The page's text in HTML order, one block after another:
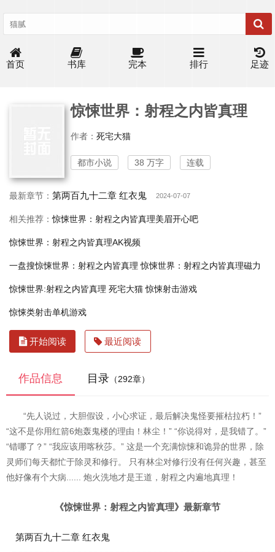
首页 书库 完本 排行 足迹
惊悚世界：射程之内皆真理
作者： 死宅大猫
都市小说 38 万字 连载
最新章节： 第两百九十二章 红衣鬼 2024-07-07
相关推荐：惊悚世界：射程之内皆真理美眉开心吧
惊悚世界：射程之内皆真理AK视频
一盘搜惊悚世界：射程之内皆真理 惊悚世界：射程之内皆真理磁力
惊悚世界:射程之内皆真理 死宅大猫 惊悚射击游戏
惊悚类射击单机游戏
开始阅读 最近阅读
作品信息 目录 （292章）
“先人说过，大胆假设，小心求证，最后解决鬼怪要摧枯拉朽！”
“这不是你用红箭6炮轰鬼楼的理由！林尘！” “你说得对，是我错了。”
“错哪了？” “我应该用喀秋莎。” 这是一个充满惊悚和诡异的世界，除
灵师们每天都忙于除灵和修行。 只有林尘对修行没有任何兴趣，甚至
他好像有个大病...... 炮火洗地才是王道，射程之内遍地真理！
《惊悚世界：射程之内皆真理》最新章节
第两百九十二章 红衣鬼